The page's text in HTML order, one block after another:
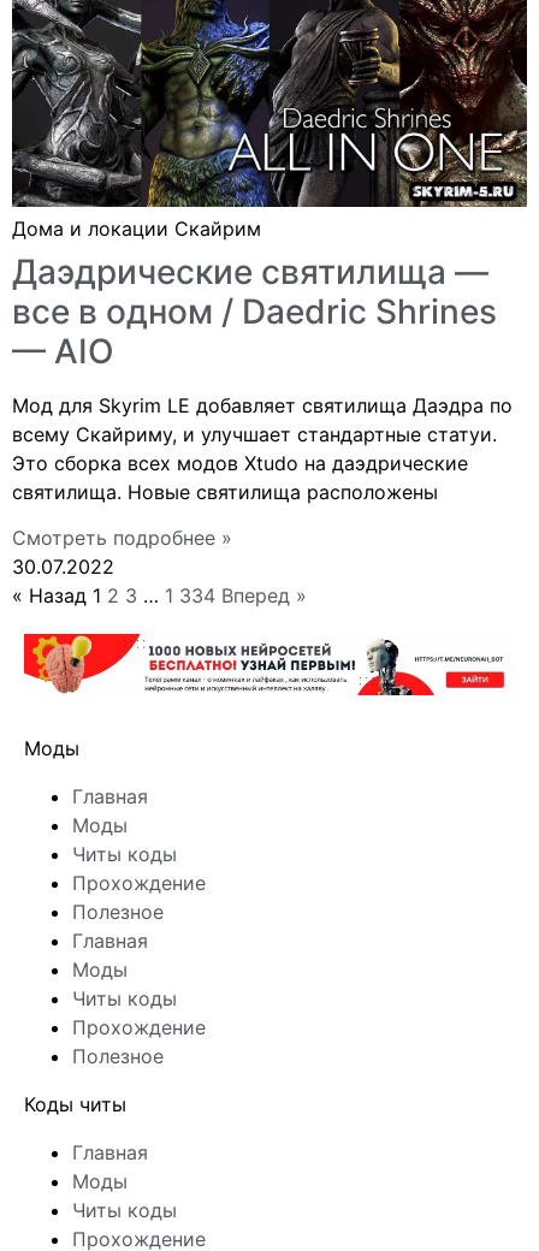
Дома и локации Скайрим
Даэдрические святилища —
все в одном / Daedric Shrines
— AIO
Мод для Skyrim LE добавляет святилища Даэдра по
всему Скайриму, и улучшает стандартные статуи.
Это сборка всех модов Xtudo на даэдрические
святилища. Новые святилища расположены
Смотреть подробнее »
30.07.2022
« Назад 1 2 3 … 1 334 Вперед »
Моды
Главная
Моды
Читы коды
Прохождение
Полезное
Главная
Моды
Читы коды
Прохождение
Полезное
Коды читы
Главная
Моды
Читы коды
Прохождение